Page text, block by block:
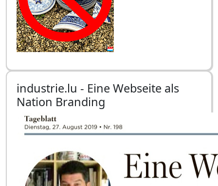
industrie.lu - Eine Webseite als
Nation Branding